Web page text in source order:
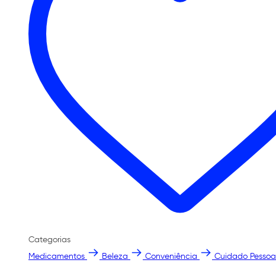
Categorias
Medicamentos
Beleza Conveniência Cuidado Pessoal